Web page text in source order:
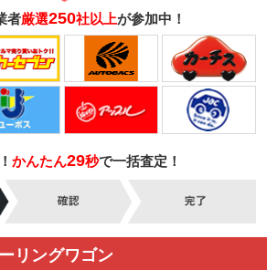
者厳選250社以上が参加中！
かんたん29秒で一括査定！
リングワゴン